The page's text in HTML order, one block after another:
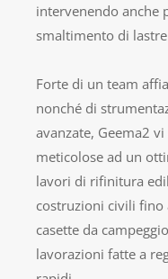
intervenendo anche
smaltimento di
Forte di un team
nonché di
avanzate, Geema2
meticolose ad un
lavori di rifinitura
costruzioni civili fino
casette da
lavorazioni fatte a